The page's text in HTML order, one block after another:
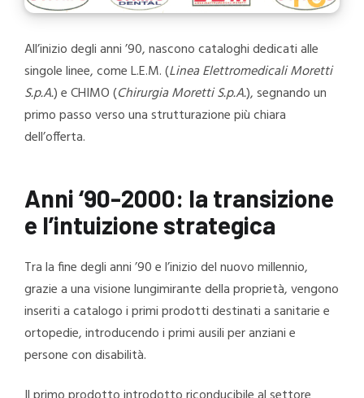
All’inizio degli anni ’90, nascono cataloghi dedicati alle
singole linee, come L.E.M. (Linea Elettromedicali Moretti
S.p.A.) e CHIMO (Chirurgia Moretti S.p.A.), segnando un
primo passo verso una strutturazione più chiara
dell’offerta.
Anni ‘90-2000: la transizione
e l’intuizione strategica
Tra la fine degli anni ’90 e l’inizio del nuovo millennio,
grazie a una visione lungimirante della proprietà, vengono
inseriti a catalogo i primi prodotti destinati a sanitarie e
ortopedie, introducendo i primi ausili per anziani e
persone con disabilità.